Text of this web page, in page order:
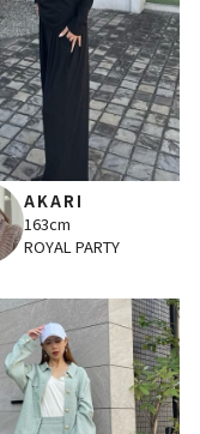
AKARI
163cm
ROYAL PARTY